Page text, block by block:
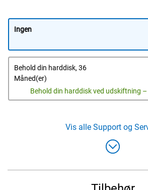
Ingen
Behold din harddisk, 36
Måned(er)
Behold din harddisk ved udskiftning
Vis alle Support og